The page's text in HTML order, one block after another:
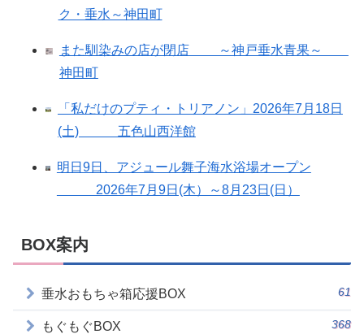
ク・垂水～神田町
また馴染みの店が閉店 ～神戸垂水青果～
神田町
「私だけのプティ・トリアノン」2026年7月18日
(土) 五色山西洋館
明日9日、アジュール舞子海水浴場オープン
2026年7月9日(木）～8月23日(日）
BOX案内
垂水おもちゃ箱応援BOX 61
もぐもぐBOX 368